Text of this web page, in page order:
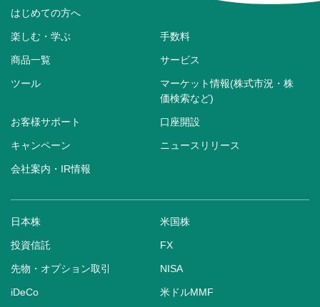
はじめての方へ
楽しむ・学ぶ 手数料
商品一覧 サービス
ツール
マーケット情報(株式市況・株
価検索など)
お客様サポート 口座開設
キャンペーン ニュースリリース
会社案内・IR情報
日本株 米国株
投資信託 FX
先物・オプション取引 NISA
iDeCo 米ドルMMF